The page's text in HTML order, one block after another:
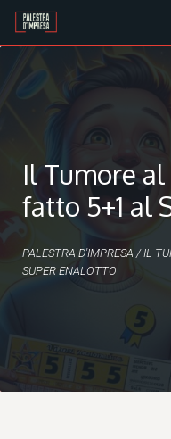
Skip
Il Tumore al
fatto 5+1 al
PALESTRA D'IMPRESA /IL
SUPER ENALOTTO